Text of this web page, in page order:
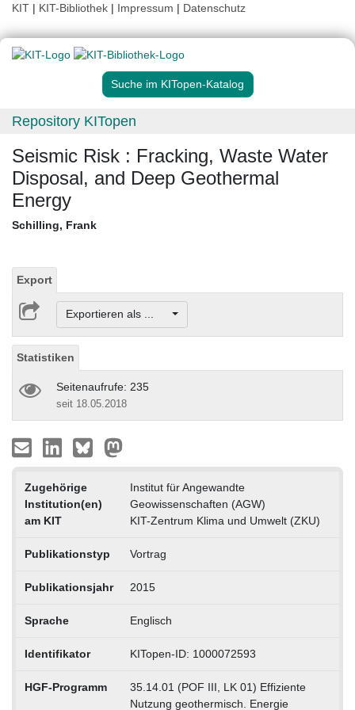
KIT | KIT-Bibliothek | Impressum | Datenschutz
Suche im KITopen-Katalog
Repository KITopen
Seismic Risk : Fracking, Waste Water
Disposal, and Deep Geothermal
Energy
Schilling, Frank
Export
Exportieren als ...
Statistiken
Seitenaufrufe: 235
seit 18.05.2018
Zugehörige
Institution(en)
am KIT
Institut für Angewandte
Geowissenschaften (AGW)
KIT-Zentrum Klima und Umwelt (ZKU)
Publikationstyp Vortrag
Publikationsjahr 2015
Sprache Englisch
Identifikator KITopen-ID: 1000072593
HGF-Programm
35.14.01 (POF III, LK 01) Effiziente
Nutzung geothermisch. Energie